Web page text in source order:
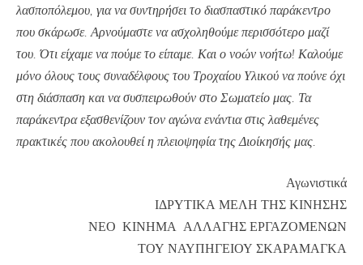
λασποπόλεμου, για να συντηρήσει το διασπαστικό παράκεντρο
που σκάρωσε. Αρνούμαστε να ασχοληθούμε περισσότερο μαζί
του. Ότι είχαμε να πούμε το είπαμε. Και ο νοών νοήτω! Καλούμε
μόνο όλους τους συναδέλφους του Τροχαίου Υλικού να πούνε όχι
στη διάσπαση και να συσπειρωθούν στο Σωματείο μας. Τα
παράκεντρα εξασθενίζουν τον αγώνα ενάντια στις λαθεμένες
πρακτικές που ακολουθεί η πλειοψηφία της Διοίκησής μας.
Αγωνιστικά
ΙΔΡΥΤΙΚΑ ΜΕΛΗ ΤΗΣ ΚΙΝΗΣΗΣ
ΝΕΟ ΚΙΝΗΜΑ ΑΛΛΑΓΗΣ ΕΡΓΑΖΟΜΕΝΩΝ
ΤΟΥ ΝΑΥΠΗΓΕΙΟΥ ΣΚΑΡΑΜΑΓΚΑ